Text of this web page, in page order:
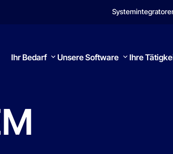
Ihr Bedarf Unsere Software Ihre